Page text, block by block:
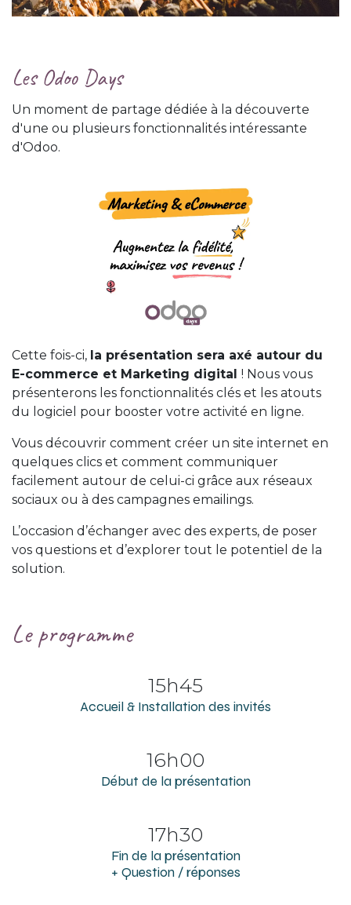
Les Odoo Days
Un moment de partage dédiée à la découverte
d'une ou plusieurs fonctionnalités intéressante
d'Odoo.
Cette fois-ci, la présentation sera axé autour du
E-commerce et Marketing digital ! Nous vous
présenterons les fonctionnalités clés et les atouts
du logiciel pour booster votre activité en ligne.
Vous découvrir comment créer un site internet en
quelques clics et comment communiquer
facilement autour de celui-ci grâce aux réseaux
sociaux ou à des campagnes emailings.
L’occasion d’échanger avec des experts, de poser
vos questions et d’explorer tout le potentiel de la
solution.
Le programme
15h45
Accueil & Installation des invités
16h00
Début de la présentation
17h30
Fin de la présentation
+ Question / réponses